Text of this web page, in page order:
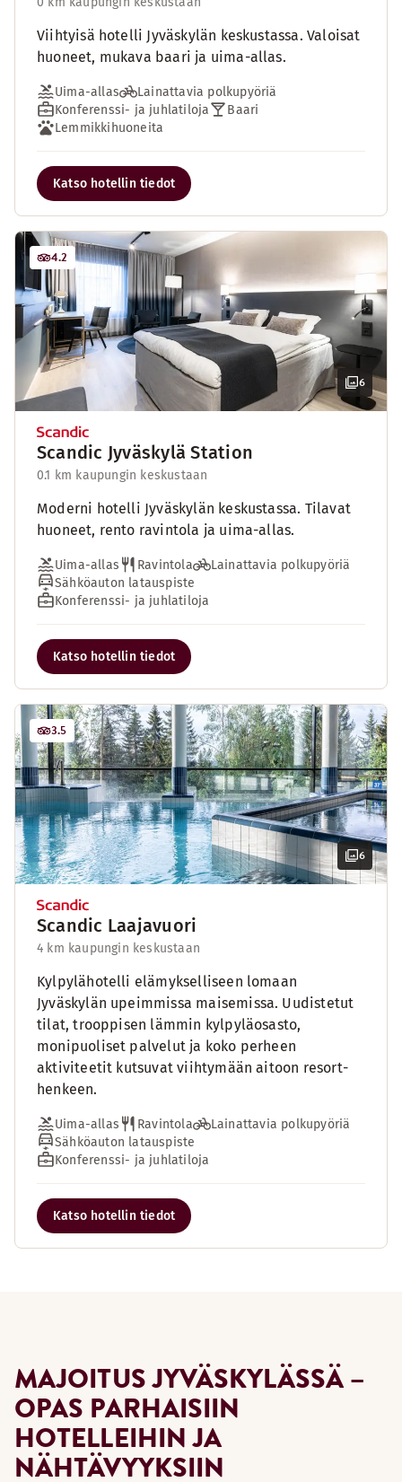
Viihtyisä hotelli Jyväskylän keskustassa. Valoisat
huoneet, mukava baari ja uima-allas.
Uima-allas
Lainattavia polkupyöriä
Konferenssi- ja juhlatiloja
Baari
Lemmikkihuoneita
Katso hotellin tiedot
6
4.2
Scandic Jyväskylä Station
0.1 km kaupungin keskustaan
Moderni hotelli Jyväskylän keskustassa. Tilavat
huoneet, rento ravintola ja uima-allas.
Uima-allas Ravintola
Lainattavia polkupyöriä
Sähköauton latauspiste
Konferenssi- ja juhlatiloja
Katso hotellin tiedot
6
3.5
Scandic Laajavuori
4 km kaupungin keskustaan
Kylpylähotelli elämykselliseen lomaan
Jyväskylän upeimmissa maisemissa. Uudistetut
tilat, trooppisen lämmin kylpyläosasto,
monipuoliset palvelut ja koko perheen
aktiviteetit kutsuvat viihtymään aitoon resort-
henkeen.
Uima-allas Ravintola
Lainattavia polkupyöriä
Sähköauton latauspiste
Konferenssi- ja juhlatiloja
Katso hotellin tiedot
MAJOITUS JYVÄSKYLÄSSÄ –
OPAS PARHAISIIN
HOTELLEIHIN JA
NÄHTÄVYYKSIIN